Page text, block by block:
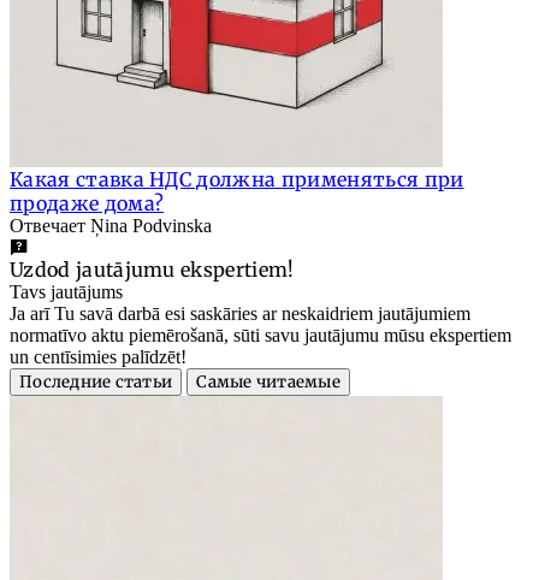
Какая ставка НДС должна применяться при
продаже дома?
Отвечает Ņina Podvinska
Uzdod jautājumu ekspertiem!
Tavs jautājums
Ja arī Tu savā darbā esi saskāries ar neskaidriem jautājumiem
normatīvo aktu piemērošanā, sūti savu jautājumu mūsu ekspertiem
un centīsimies palīdzēt!
Последние статьи
Самые читаемые